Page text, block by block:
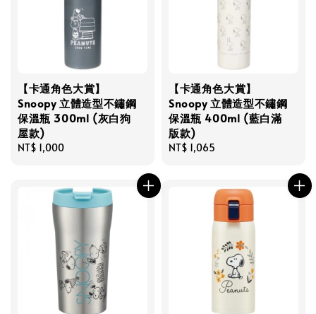
【卡通角色大賞】
Snoopy 立體造型不鏽鋼
保溫瓶 300ml (灰白狗
屋款)
Regular
NT$ 1,000
【卡通角色大賞】
Snoopy 立體造型不鏽鋼
保溫瓶 400ml (藍白滿
版款)
Regular
NT$ 1,065